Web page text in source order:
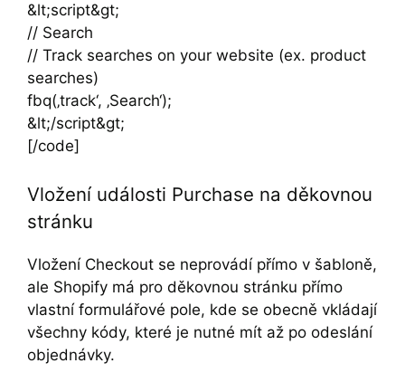
&lt;script&gt;
// Search
// Track searches on your website (ex. product
searches)
fbq(‚track‘, ‚Search‘);
&lt;/script&gt;
[/code]
Vložení události Purchase na děkovnou
stránku
Vložení Checkout se neprovádí přímo v šabloně,
ale Shopify má pro děkovnou stránku přímo
vlastní formulářové pole, kde se obecně vkládají
všechny kódy, které je nutné mít až po odeslání
objednávky.